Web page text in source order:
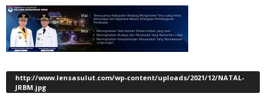
http://www.lensasulut.com/wp-content/uploads/2021/12/NATAL-
JRBM.jpg